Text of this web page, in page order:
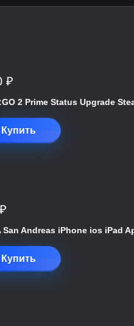
₽
2 Prime Status Upgrade
Купить
San Andreas iPhone ios iPad
Купить